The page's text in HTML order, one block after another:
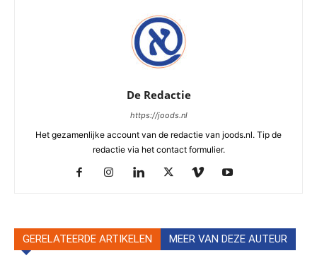
De Redactie
https://joods.nl
Het gezamenlijke account van de redactie van joods.nl. Tip de
redactie via het contact formulier.
GERELATEERDE ARTIKELEN MEER VAN DEZE AUTEUR